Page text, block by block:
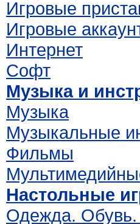
Игровые
Игровые
Интернет
Софт
Музыка и
Музыка
Музыкальные
Фильмы
Настольные
Одежда. Обувь.